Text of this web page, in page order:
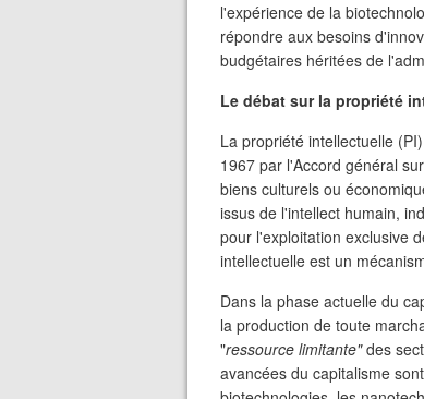
l'expérience de la
répondre aux besoins
budgétaires héritées de
Le débat sur la propriété
La propriété intellectuelle
1967 par l'Accord général
biens culturels ou
issus de l'intellect humain,
pour l'exploitation exclusive
intellectuelle est un
Dans la phase actuelle du
la production de toute
"ressource limitante"des
avancées du capitalisme